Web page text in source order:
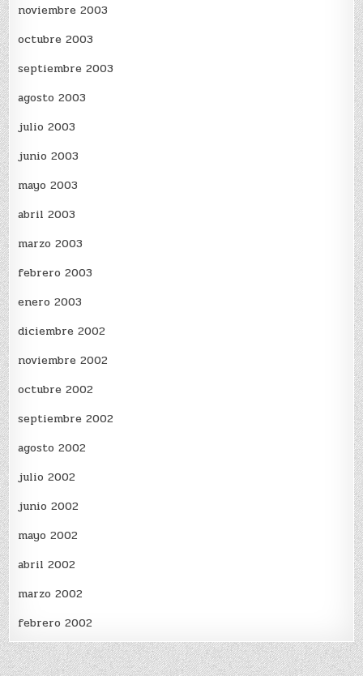
noviembre 2003
octubre 2003
septiembre 2003
agosto 2003
julio 2003
junio 2003
mayo 2003
abril 2003
marzo 2003
febrero 2003
enero 2003
diciembre 2002
noviembre 2002
octubre 2002
septiembre 2002
agosto 2002
julio 2002
junio 2002
mayo 2002
abril 2002
marzo 2002
febrero 2002